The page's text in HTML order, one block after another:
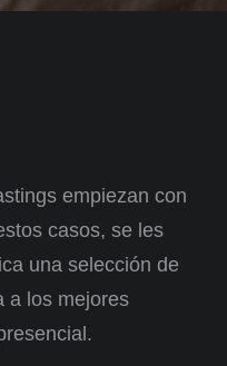
empiezan con
casos, se les
una selección de
a los mejores